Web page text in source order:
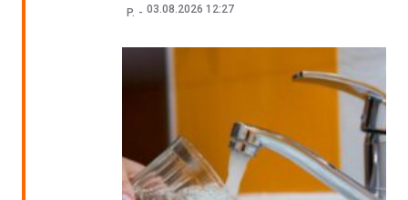
P. 03.08.2026 12:27